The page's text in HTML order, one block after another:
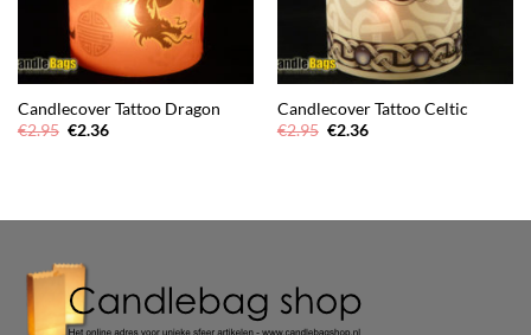
Candlecover Tattoo Dragon
€2.95 Oorspronkelijke
€2.36Huidige
Candlecover Tattoo Celtic
€2.95 Oorspronkelijke
€2.36Huidige